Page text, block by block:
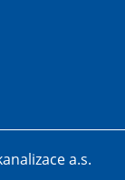
a.s.